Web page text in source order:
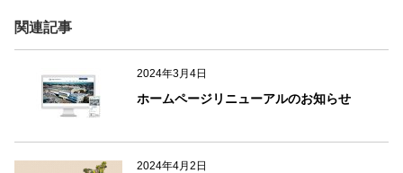
e
b
o
o
k
関連記事
2024年3月4日
ホームページリニューアルのお知らせ
2024年4月2日